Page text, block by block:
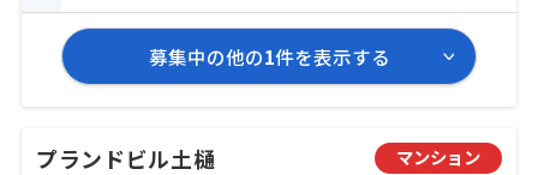
募集中の他の1件を表示する
プランドビル土樋 マンション